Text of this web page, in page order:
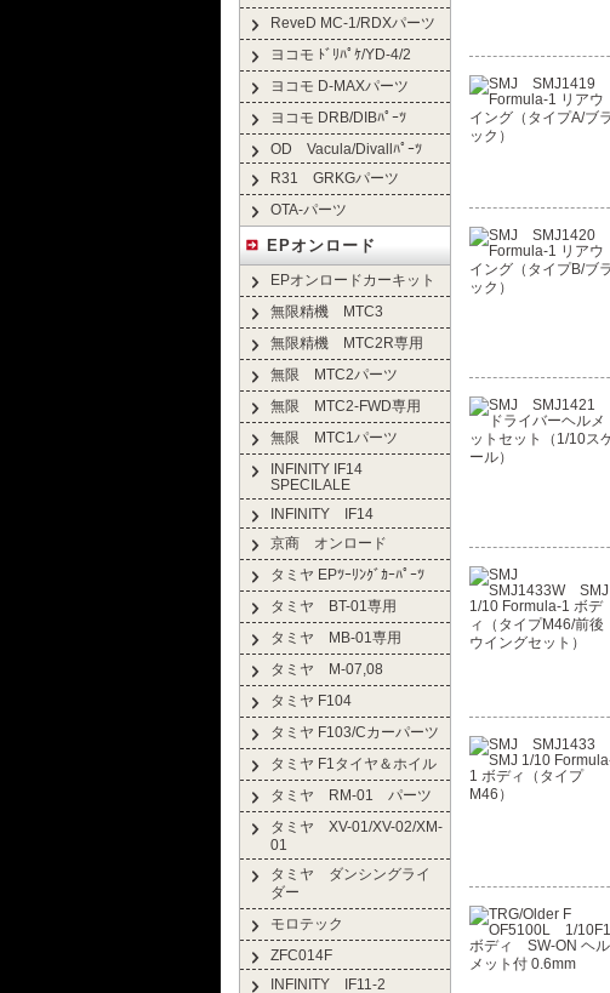
ReveD MC-1/RDXパーツ
ヨコモ ﾄﾞﾘﾊﾟｹ/YD-4/2
ヨコモ D-MAXパーツ
ヨコモ DRB/DIBﾊﾟｰﾂ
OD Vacula/Divallﾊﾟｰﾂ
R31 GRKGパーツ
OTA-パーツ
EPオンロード
EPオンロードカーキット
無限精機 MTC3
無限精機 MTC2R専用
無限 MTC2パーツ
無限 MTC2-FWD専用
無限 MTC1パーツ
INFINITY IF14
SPECILALE
INFINITY IF14
京商 オンロード
タミヤ EPﾂｰﾘﾝｸﾞｶｰﾊﾟｰﾂ
タミヤ BT-01専用
タミヤ MB-01専用
タミヤ M-07,08
タミヤ F104
タミヤ F103/Cカーパーツ
タミヤ F1タイヤ＆ホイル
タミヤ RM-01 パーツ
タミヤ XV-01/XV-02/XM-
01
タミヤ ダンシングライ
ダー
モロテック
ZFC014F
INFINITY IF11-2